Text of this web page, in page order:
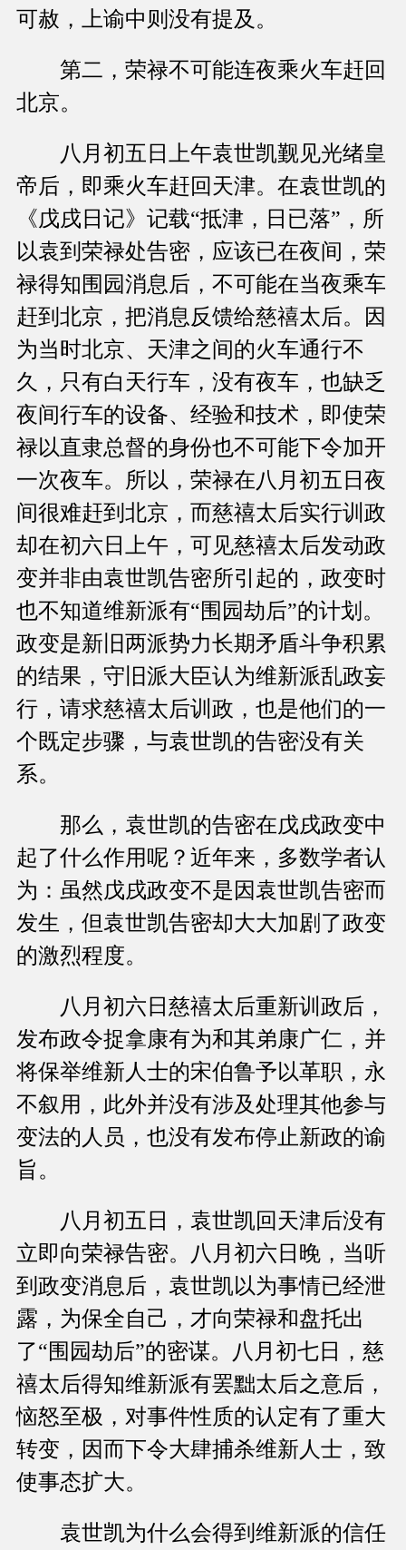
可赦，上谕中则没有提及。
第二，荣禄不可能连夜乘火车赶回
北京。
八月初五日上午袁世凯觐见光绪皇
帝后，即乘火车赶回天津。在袁世凯的
《戊戌日记》记载“抵津，日已落”，所
以袁到荣禄处告密，应该已在夜间，荣
禄得知围园消息后，不可能在当夜乘车
赶到北京，把消息反馈给慈禧太后。因
为当时北京、天津之间的火车通行不
久，只有白天行车，没有夜车，也缺乏
夜间行车的设备、经验和技术，即使荣
禄以直隶总督的身份也不可能下令加开
一次夜车。所以，荣禄在八月初五日夜
间很难赶到北京，而慈禧太后实行训政
却在初六日上午，可见慈禧太后发动政
变并非由袁世凯告密所引起的，政变时
也不知道维新派有“围园劫后”的计划。
政变是新旧两派势力长期矛盾斗争积累
的结果，守旧派大臣认为维新派乱政妄
行，请求慈禧太后训政，也是他们的一
个既定步骤，与袁世凯的告密没有关
系。
那么，袁世凯的告密在戊戌政变中
起了什么作用呢？近年来，多数学者认
为：虽然戊戌政变不是因袁世凯告密而
发生，但袁世凯告密却大大加剧了政变
的激烈程度。
八月初六日慈禧太后重新训政后，
发布政令捉拿康有为和其弟康广仁，并
将保举维新人士的宋伯鲁予以革职，永
不叙用，此外并没有涉及处理其他参与
变法的人员，也没有发布停止新政的谕
旨。
八月初五日，袁世凯回天津后没有
立即向荣禄告密。八月初六日晚，当听
到政变消息后，袁世凯以为事情已经泄
露，为保全自己，才向荣禄和盘托出
了“围园劫后”的密谋。八月初七日，慈
禧太后得知维新派有罢黜太后之意后，
恼怒至极，对事件性质的认定有了重大
转变，因而下令大肆捕杀维新人士，致
使事态扩大。
袁世凯为什么会得到维新派的信任